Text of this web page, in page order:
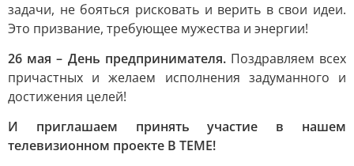
задачи, не бояться рисковать и верить в свои идеи.
Это призвание, требующее мужества и энергии!
26 мая – День предпринимателя.Поздравляем всех
причастных и желаем исполнения задуманного и
достижения целей!
И приглашаем принять участие в нашем
телевизионном проекте В ТЕМЕ!